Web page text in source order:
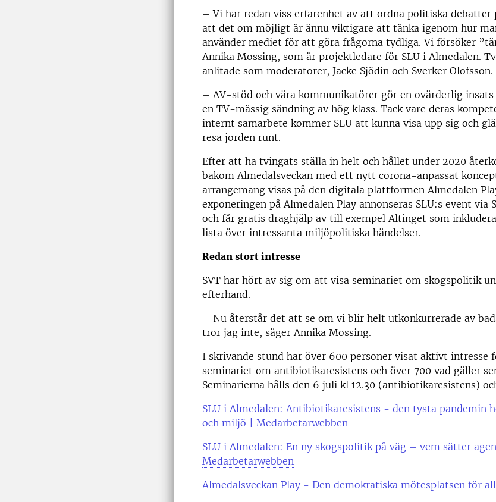
– Vi har redan viss erfarenhet av att ordna politiska debatter
att det om möjligt är ännu viktigare att tänka igenom hur
använder mediet för att göra frågorna tydliga. Vi försöker
Annika Mossing, som är projektledare för SLU i Almedalen.
anlitade som moderatorer, Jacke Sjödin och Sverker Olofsson.
– AV-stöd och våra kommunikatörer gör en ovärderlig
en TV-mässig sändning av hög klass. Tack vare deras
internt samarbete kommer SLU att kunna visa upp sig och
resa jorden runt.
Efter att ha tvingats ställa in helt och hållet under 2020
bakom Almedalsveckan med ett nytt corona-anpassat
arrangemang visas på den digitala plattformen Almedalen
exponeringen på Almedalen Play annonseras SLU:s event via
och får gratis draghjälp av till exempel Altinget som
lista över intressanta miljöpolitiska händelser.
Redan stort intresse
SVT har hört av sig om att visa seminariet om skogspolitik
efterhand.
– Nu återstår det att se om vi blir helt utkonkurrerade av
tror jag inte, säger Annika Mossing.
I skrivande stund har över 600 personer visat aktivt intresse
seminariet om antibiotikaresistens och över 700 vad gäller
Seminarierna hålls den 6 juli kl 12.30 (antibiotikaresistens)
SLU i Almedalen: Antibiotikaresistens - den tysta pandemin
och miljö | Medarbetarwebben
SLU i Almedalen: En ny skogspolitik på väg – vem sätter
Medarbetarwebben
Almedalsveckan Play - Den demokratiska mötesplatsen för